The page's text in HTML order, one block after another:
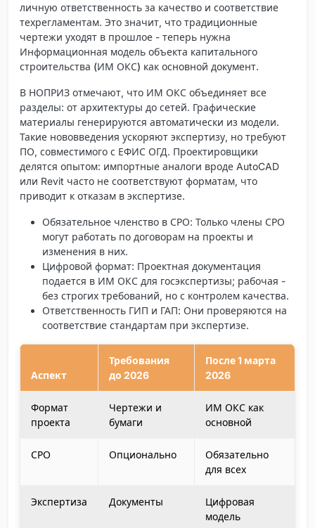
личную ответственность за качество и соответствие
техрегламентам. Это значит, что традиционные
чертежи уходят в прошлое - теперь нужна
Информационная модель объекта капитального
строительства (ИМ ОКС) как основной документ.
В НОПРИЗ отмечают, что ИМ ОКС объединяет все
разделы: от архитектуры до сетей. Графические
материалы генерируются автоматически из модели.
Такие нововведения ускоряют экспертизу, но требуют
ПО, совместимого с ЕФИС ОГД. Проектировщики
делятся опытом: импортные аналоги вроде AutoCAD
или Revit часто не соответствуют форматам, что
приводит к отказам в экспертизе.
Обязательное членство в СРО: Только члены СРО
могут работать по договорам на проекты и
изменения в них.
Цифровой формат: Проектная документация
подается в ИМ ОКС для госэкспертизы; рабочая -
без строгих требований, но с контролем качества.
Ответственность ГИП и ГАП: Они проверяются на
соответствие стандартам при экспертизе.
Аспект
Требования
до 2026
После 1 марта
2026
Формат
проекта
Чертежи и
бумаги
ИМ ОКС как
основной
СРО Опционально
Обязательно
для всех
Экспертиза Документы
Цифровая
модель